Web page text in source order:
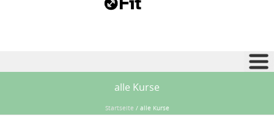
alle Kurse
Startseite /alle Kurse